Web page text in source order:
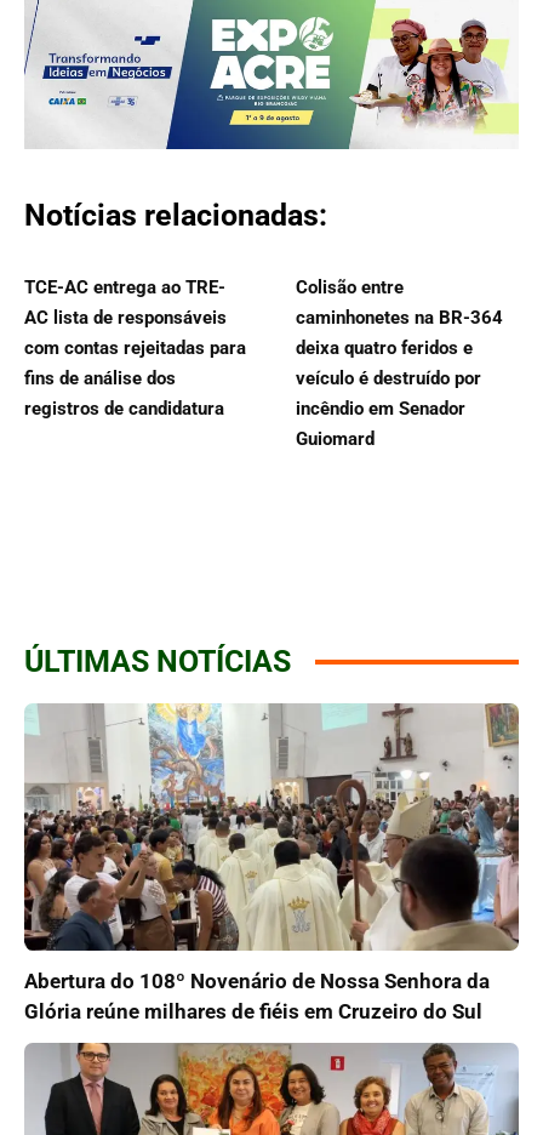
Notícias relacionadas:
TCE-AC entrega ao TRE-
AC lista de responsáveis
com contas rejeitadas para
fins de análise dos
registros de candidatura
Colisão entre
caminhonetes na BR-364
deixa quatro feridos e
veículo é destruído por
incêndio em Senador
Guiomard
ÚLTIMAS NOTÍCIAS
Abertura do 108º Novenário de Nossa Senhora da
Glória reúne milhares de fiéis em Cruzeiro do Sul